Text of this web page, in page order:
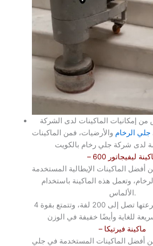
إمكانيات الماكينات لدى الشركة
جلي الرخام والأرضيات، فمن الماكينات
ليفيجاتور 600
أفضل الماكينات الإيطالية المستخدمة
وتعمل هذه الماكينة باستخدام
الألماس.
ومن مميزاتها أن سرعتها تصل إلى 200 لفة، وتتمتع بقوة 4
– ماكينة فيرتيكا
من أفضل الماكينات المستخدمة في جلي